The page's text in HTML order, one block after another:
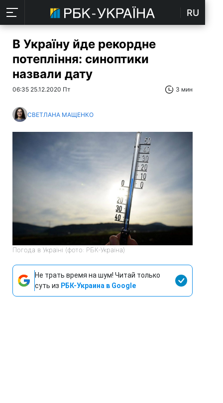
RU
В Україну йде рекордне
потепління: синоптики
назвали дату
06:35 25.12.2020 Пт 3 мин
СВЕТЛАНА МАЩЕНКО
Погода в Україні (фото: РБК-Україна)
Не трать время на шум! Читай только
суть из РБК-Украина в Google